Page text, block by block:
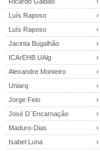
Luís Raposo
›
Luís Raposo
›
Jacinta Bugalhão
›
ICArEHB UAlg
›
Alexandre Monteiro
›
Uniarq
›
Jorge Feio
›
José D´Encarnação
›
Maduro-Dias
›
Isabel Luna
›